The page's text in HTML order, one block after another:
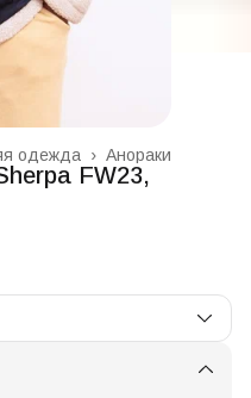
Анораки
одежда ›
FW23,